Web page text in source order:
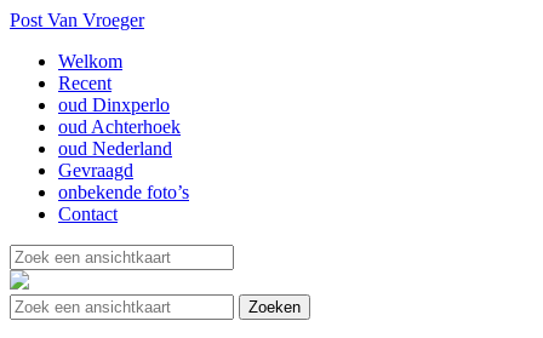
Post Van Vroeger
Welkom
Recent
oud Dinxperlo
oud Achterhoek
oud Nederland
Gevraagd
onbekende foto’s
Contact